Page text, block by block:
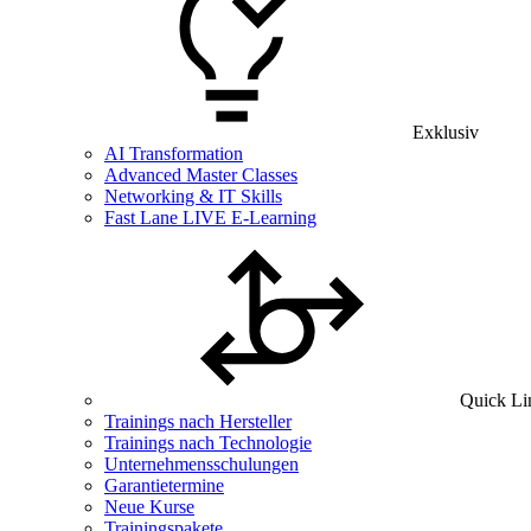
Exklusiv
AI Transformation
Advanced Master Classes
Networking & IT Skills
Fast Lane LIVE E-Learning
Quick
Trainings nach Hersteller
Trainings nach Technologie
Unternehmensschulungen
Garantietermine
Neue Kurse